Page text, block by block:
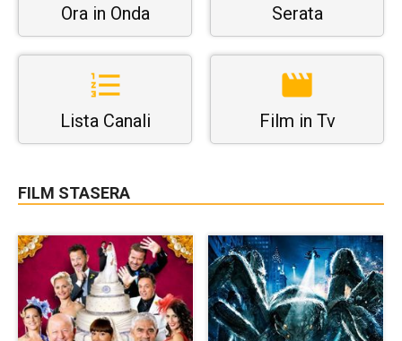
Ora in Onda Serata
Lista Canali Film in Tv
FILM STASERA